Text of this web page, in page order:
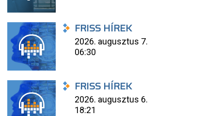
FRISS HÍREK
2026. augusztus 7.
06:30
FRISS HÍREK
2026. augusztus 6.
18:21